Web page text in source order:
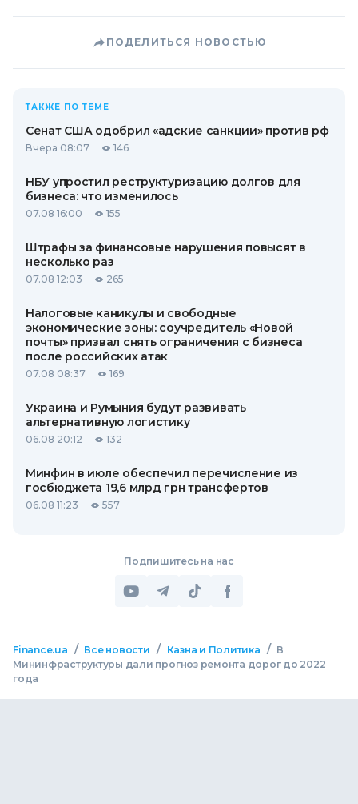
ПОДЕЛИТЬСЯ НОВОСТЬЮ
ТАКЖЕ ПО ТЕМЕ
Сенат США одобрил «адские санкции» против рф
Вчера 08:07 146
НБУ упростил реструктуризацию долгов для
бизнеса: что изменилось
07.08 16:00 155
Штрафы за финансовые нарушения повысят в
несколько раз
07.08 12:03 265
Налоговые каникулы и свободные
экономические зоны: соучредитель «Новой
почты» призвал снять ограничения с бизнеса
после российских атак
07.08 08:37 169
Украина и Румыния будут развивать
альтернативную логистику
06.08 20:12 132
Минфин в июле обеспечил перечисление из
госбюджета 19,6 млрд грн трансфертов
06.08 11:23 557
Подпишитесь на нас
Finance.ua / Все новости / Казна и Политика / В
Мининфраструктуры дали прогноз ремонта дорог до 2022
года